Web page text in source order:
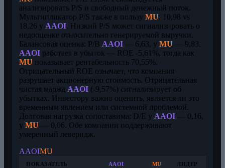
анализировать P/S и свободный денежный поток.
Мультипликатор P/S также в пользу MU: 10,98 vs
18,26 у AAOI. Низкий P/S может сигнализировать о
недооценке относительно генерируемой выручки.
Балансовая оценка: P/B AAOI — 6,63, у MU — 9,83.
AAOI работает в убыток — ROE -5,61%, тогда как
MU показывает рентабельность 70,55%.
Отрицательный ROE означает, что компания
разрушает акционерную стоимость. Отрицательная
чистая маржа AAOI (-9,57%) сигнализирует об
убытках. Инвестору важно оценить, является ли это
временным явлением или системной проблемой.
Долговая нагрузка сопоставима: D/E у AAOI — 0,16,
у MU — 0,06. Обе компании поддерживают
умеренный леверидж.
AAOIMU
ПОКАЗАТЕЛЬ AAOI MU ЛИДЕР